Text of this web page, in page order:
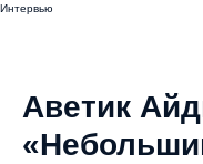
Интервью
Аветик